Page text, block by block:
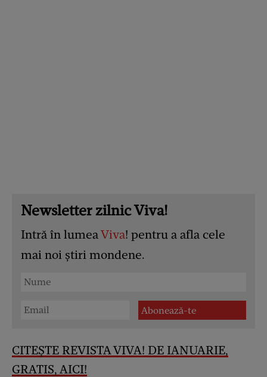
Newsletter zilnic Viva!
Intră în lumeaViva! pentru a afla cele
mai noi știri mondene.
CITEȘTE REVISTA VIVA! DE IANUARIE,
GRATIS, AICI!